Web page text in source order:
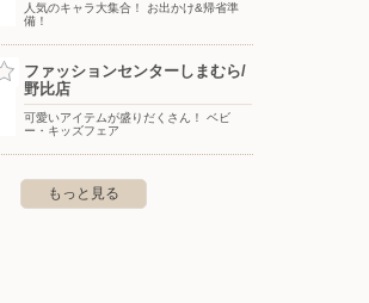
人気のキャラ大集合！ お出かけ&帰省準
備！
ファッションセンターしまむら/
野比店
可愛いアイテムが盛りだくさん！ ベビ
ー・キッズフェア
もっと見る